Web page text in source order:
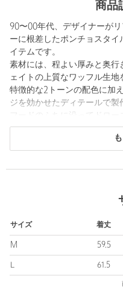
商品
90〜00年代、デザイナーが
ーに根差したポンチョスタ
イテムです。
素材には、程よい厚みと奥行
ェイトの上質なワッフル生地
特徴的な2トーンの配色に加
ジを効かせたディテールで製
能となっております。
サイズ感は＜MAGIC STICK
インナー使いから一枚着と
デザイナー今野直隆氏の音楽
ザインされるラインナップに
ァストファッションへのア
人へ向け少量生産を行ってい
サイズ 着丈
M 59.5
61.5